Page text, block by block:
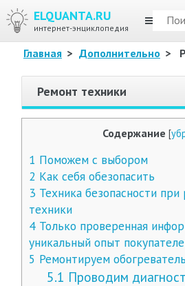
ELQUANTA.RU
интернет-энциклопедия
МЕНЮ
Главная > Дополнительно >
Ремонт техники
Содержание [
1 Поможем с выбором
2 Как себя обезопасить
3 Техника безопасности
техники
4Только проверенная
уникальный опыт
5 Ремонтируем обогреватель
5.1 Проводим